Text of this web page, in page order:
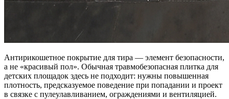
Антирикошетное покрытие для тира — элемент безопасности,
а не «красивый пол». Обычная травмобезопасная плитка для
детских площадок здесь не подходит: нужны повышенная
плотность, предсказуемое поведение при попадании и проект
в связке с пулеулавливанием, ограждениями и вентиляцией.